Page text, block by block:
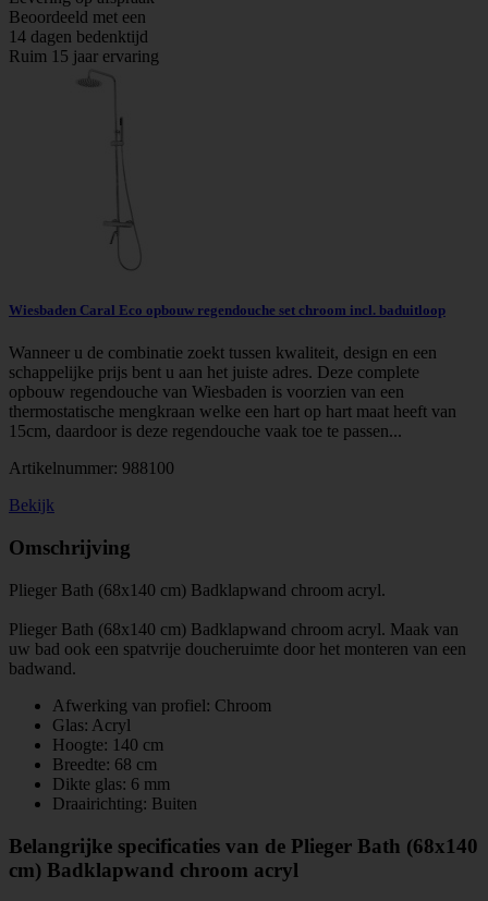
Beoordeeld met een
14 dagen bedenktijd
Ruim 15 jaar ervaring
Wiesbaden Caral Eco opbouw regendouche set chroom incl. baduitloop
Wanneer u de combinatie zoekt tussen kwaliteit, design en een
schappelijke prijs bent u aan het juiste adres. Deze complete
opbouw regendouche van Wiesbaden is voorzien van een
thermostatische mengkraan welke een hart op hart maat heeft van
15cm, daardoor is deze regendouche vaak toe te passen...
Artikelnummer: 988100
Bekijk
Omschrijving
Plieger Bath (68x140 cm) Badklapwand chroom acryl.
Plieger Bath (68x140 cm) Badklapwand chroom acryl. Maak van
uw bad ook een spatvrije doucheruimte door het monteren van een
badwand.
Afwerking van profiel: Chroom
Glas: Acryl
Hoogte: 140 cm
Breedte: 68 cm
Dikte glas: 6 mm
Draairichting: Buiten
Belangrijke specificaties van de Plieger Bath (68x140
cm) Badklapwand chroom acryl